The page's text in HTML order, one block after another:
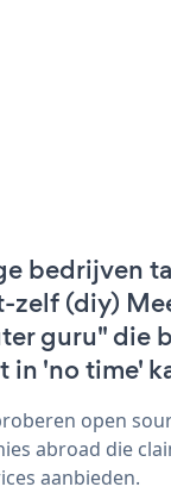
bedrijven
zelf (diy)
guru" die
in 'no time'
open
abroad die
aanbieden.